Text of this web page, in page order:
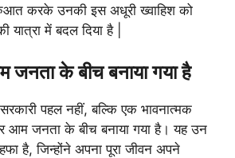
करके उनकी इस अधूरी ख्वाहिश को
यात्रा में बदल दिया है |
के बीच बनाया गया है
पहल नहीं, बल्कि एक भावनात्मक
आम जनता के बीच बनाया गया है। यह उन
है, जिन्होंने अपना पूरा जीवन अपने